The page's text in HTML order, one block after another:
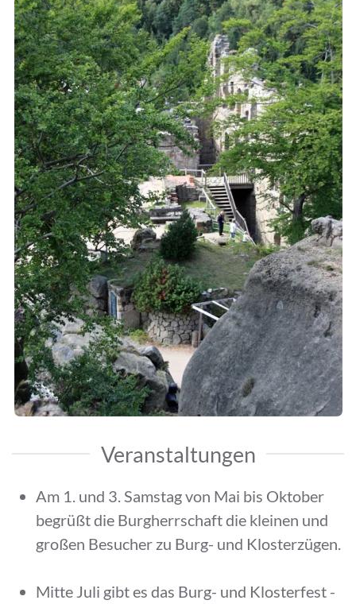
Veranstaltungen
Am 1. und 3. Samstag von Mai bis Oktober
begrüßt die Burgherrschaft die kleinen und
großen Besucher zu Burg- und Klosterzügen.
Mitte Juli gibt es das Burg- und Klosterfest -